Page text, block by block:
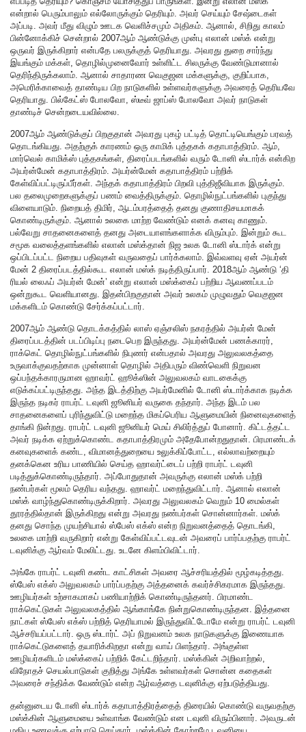
என்றால் பெரும்பாலும் எல்லோருக்கும் தெரியும். அவர் செய்யும் சேஷ்டைகள்
அப்படி. அவர் மீது விழும் ஊடக வெளிச்சமும் அதிகம். ஆனால், சிறிது காலம்
பின்னோக்கிச் சென்றால் 2007ஆம் ஆண்டுக்கு முன்பு எலான் மஸ்க் என்று
ஒருவர் இருக்கிறார் என்பதே பலருக்குத் தெரியாது. அவரது துறை சார்ந்து
இயங்கும் மக்கள், தொழில்முனைவோர் உள்ளிட்ட சிலருக்கு வேண்டுமானால்
தெரிந்திருக்கலாம். ஆனால் சாதாரண வெகுஜன மக்களுக்கு, குறிப்பாக,
அமெரிக்காவைத் தாண்டிய பிற நாடுகளில் உள்ளவர்களுக்கு அவரைத் தெரியவே
தெரியாது. பில்கேட்ஸ் போலவோ, ஸ்டீவ் ஜாப்ஸ் போலவோ அவர் நாடுகள்
தாண்டிச் சென்றடையவில்லை.
2007ஆம் ஆண்டுக்குப் பிறகுதான் அவரது புகழ் பட்டித் தொட்டியெங்கும் பரவத்
தொடங்கியது. அதற்குக் காரணம் ஒரு காமிக் புத்தகக் கதாபாத்திரம். ஆம்,
மார்வெல் காமிக்ஸ் புத்தகங்கள், திரைப்படங்களில் வரும் டோனி ஸ்டார்க் என்கிற
அயர்ன்மேன் கதாபாத்திரம். அயர்ன்மேன் கதாபாத்திரம் பற்றிக்
கேள்விப்பட்டிருப்பீர்கள். அந்தக் கதாபாத்திரம் பிறவி புத்திஜீவியாக இருக்கும்.
பல தலைமுறைகளுக்குப் பணம் வைத்திருக்கும். தொழில்நுட்பங்களில் புகுந்து
விளையாடும். நிறையத் திமிர், ஆடம்பரத்தைத் தனது குணாதிசயமாகக்
கொண்டிருக்கும். ஆனால் உலகை மாற்ற வேண்டும் எனக் கனவு காணும்.
பல்வேறு சாதனைகளைத் தனது அடையாளங்களாக்க விரும்பும். இன்றும் கூட
சமூக வலைத்தளங்களில் எலான் மஸ்க்தான் நிஜ உலக டோனி ஸ்டார்க் என்று
ஒப்பிடப்பட்ட நிறைய பதிவுகள் வருவதைப் பார்க்கலாம். இவ்வளவு ஏன் அயர்ன்
மேன் 2 திரைப்படத்தில்கூட எலான் மஸ்க் நடித்திருப்பார். 2018ஆம் ஆண்டு ‘தி
ரியல் லைஃப் அயர்ன் மேன்’ என்று எலான் மஸ்க்கைப் பற்றிய ஆவணப்படம்
ஒன்றுகூட வெளியானது. இதன்பிறகுதான் அவர் உலகம் முழுவதும் வெகுஜன
மக்களிடம் கொண்டு சேர்க்கப்பட்டார்.
2007ஆம் ஆண்டு தொடக்கத்தில் லாஸ் ஏஞ்சலிஸ் நகரத்தில் அயர்ன் மேன்
திரைப்படத்தின் படப்பிடிப்பு நடைபெற இருந்தது. அயர்ன்மேன் பணக்காரர்,
ராக்கெட் தொழில்நுட்பங்களில் நிபுணர் என்பதால் அவரது அலுவலகத்தை
உருவாக்குவதற்காக முன்னாள் தொழில் அதிபரும் விண்வெளி நிறுவன
ஒப்பந்தக்காரருமான ஹாவர்ட் ஹூக்ஸின் அலுவலகம் வாடகைக்கு
எடுக்கப்பட்டிருந்தது. அந்த இடத்திற்கு அயர்மேனில் டோனி ஸ்டார்க்காக நடிக்க
இருந்த நடிகர் ராபர்ட் டவுனி ஜூனியர் வருகை தந்தார். அந்த இடம் பல
சாதனைகளைப் புரிந்துவிட்டு மறைந்த மிகப்பெரிய ஆளுமையின் நினைவுகளைத்
தாங்கி நின்றது. ராபர்ட் டவுனி ஜூனியர் மெய் சிலிர்த்துப் போனார். கிட்டத்தட்ட
அவர் நடிக்க ஏற்றுக்கொண்ட கதாபாத்திரமும் அதேபோன்றதுதான். பிரமாண்டக்
கனவுகளைக் கண்ட, விமானத்துறையை உலுக்கிப்போட்ட, எல்லாவற்றையும்
தனக்கென உரிய பாணியில் செய்த ஹாவர்ட்டைப் பற்றி ராபர்ட் டவுனி
படித்துக்கொண்டிருந்தார். அப்போதுதான் அவருக்கு எலான் மஸ்க் பற்றி
நண்பர்கள் மூலம் தெரிய வந்தது. ஹாவர்ட் மறைந்துவிட்டார். ஆனால் எலான்
மஸ்க் வாழ்ந்துகொண்டிருக்கிறார். அவரது அலுவலகம் வெறும் 10 மைல்கள்
தூரத்தில்தான் இருக்கிறது என்று அவரது நண்பர்கள் சொன்னார்கள். மஸ்க்
தனது சொந்த முயற்சியால் ஸ்பேஸ் எக்ஸ் என்ற நிறுவனத்தைத் தொடங்கி,
உலகை மாற்றி வருகிறார் என்று கேள்விப்பட்டவுடன் அவரைப் பார்ப்பதற்கு ராபர்ட்
டவுனிக்கு ஆர்வம் மேலிட்டது. உடனே கிளம்பிவிட்டார்.
அங்கே ராபர்ட் டவுனி கண்ட காட்சிகள் அவரை ஆச்சரியத்தில் மூழ்கடித்தது.
ஸ்பேஸ் எக்ஸ் அலுவலகம் பார்ப்பதற்கு அத்தனைக் கவர்ச்சிகரமாக இருந்தது.
ஊழியர்கள் உற்சாகமாகப் பணியாற்றிக் கொண்டிருந்தனர். பிரமாண்ட
ராக்கெட்டுகள் அலுவலகத்தில் ஆங்காங்கே நின்றுகொண்டிருந்தன. இத்தனை
நாட்கள் ஸ்பேஸ் எக்ஸ் பற்றித் தெரியாமல் இருந்துவிட்டோமே என்று ராபர்ட் டவுனி
ஆச்சரியப்பட்டார். ஒரு ஸ்டார்ட் அப் நிறுவனம் உலக நாடுகளுக்கு இணையாக
ராக்கெட்டுகளைத் தயாரிக்கிறதா என்று வாய் பிளந்தார். அங்குள்ள
ஊழியர்களிடம் மஸ்க்கைப் பற்றிக் கேட்டறிந்தார். மஸ்க்கின் அறிவாற்றல்,
விநோதச் செயல்பாடுகள் குறித்து அங்கே உள்ளவர்கள் சொன்ன கதைகள்
அவரைச் சந்திக்க வேண்டும் என்ற ஆர்வத்தை டவுனிக்கு ஏற்படுத்தியது.
தன்னுடைய டோனி ஸ்டார்க் கதாபாத்திரத்தைத் திரையில் கொண்டு வருவதற்கு
மஸ்க்கின் ஆளுமையை உள்வாங்க வேண்டும் என டவுனி விரும்பினார். அவருடன்